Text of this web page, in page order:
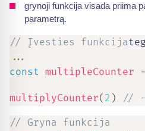
grynoji funkcija visada priima
parametrą.
// Įvesties funkcija
...
const multipleCounter =
multiplyCounter( 2 ) // -
// Gryna funkcija